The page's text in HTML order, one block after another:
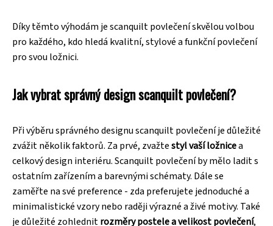
Díky těmto výhodám je scanquilt povlečení skvělou volbou
pro každého, kdo hledá kvalitní, stylové a funkční povlečení
pro svou ložnici.
Jak vybrat správný design scanquilt povlečení?
Při výběru správného designu scanquilt povlečení je důležité
zvážit několik faktorů. Za prvé, zvažtestyl vaší ložnicea
celkový design interiéru. Scanquilt povlečení by mělo ladit s
ostatním zařízením a barevnými schématy. Dále se
zaměřte na své preference - zda preferujete jednoduché a
minimalistické vzory nebo raději výrazné a živé motivy. Také
je důležité zohlednitrozměry postele a velikost povlečení,